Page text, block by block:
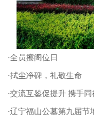
·全员擦阁位日
·拭尘净碑，礼敬生命
·交流互鉴促提升 携手
·辽宁福山公墓第九届